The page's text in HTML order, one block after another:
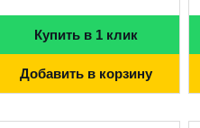
Купить в 1 клик
Добавить в корзину